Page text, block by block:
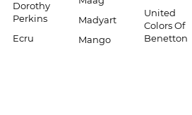
Dorothy
Perkins
Ecru
Madyart
Mango
United
Colors Of
Benetton